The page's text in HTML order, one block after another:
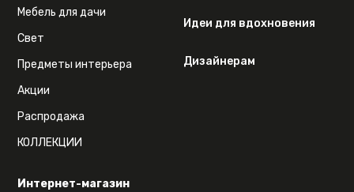
Интернет-магазин
Мебель для дачи
Свет
Предметы интерьера
Акции
Распродажа
КОЛЛЕКЦИИ
Идеи для вдохновения
Дизайнерам